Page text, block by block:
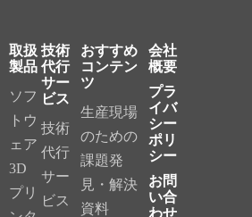
取扱
製品
ソフ
トウ
ェア
3D
プリ
技術
代行
サー
ビス
技術
代行
サー
ビス
おすすめ
コンテン
ツ
生産現場
のための
課題発
見・解決
資料
会社
概要
プラ
イバ
シー
ポリ
シー
お問
い合
わせ